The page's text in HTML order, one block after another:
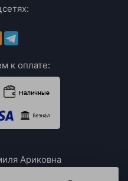
к оплате:
Ариковна